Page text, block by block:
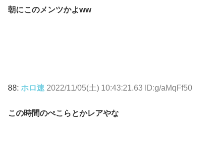
朝にこのメンツかよww
88: ホロ速 2022/11/05(土) 10:43:21.63 ID:g/aMqFf50
この時間のぺこらとかレアやな